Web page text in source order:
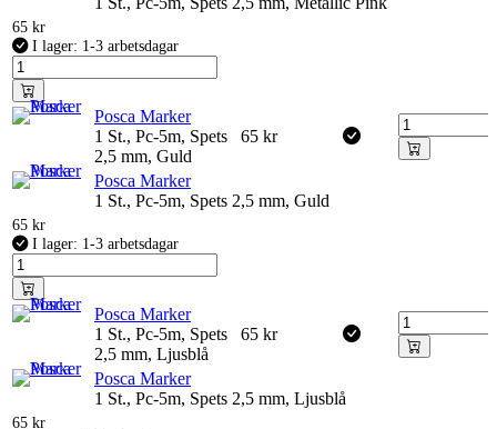
65 kr
I lager: 1-3 arbetsdagar
Posca Marker
1 St., Pc-5m, Spets
2,5 mm, Guld
65 kr
Posca Marker
1 St., Pc-5m, Spets 2,5 mm, Guld
65 kr
I lager: 1-3 arbetsdagar
Posca Marker
1 St., Pc-5m, Spets
2,5 mm, Ljusblå
65 kr
Posca Marker
1 St., Pc-5m, Spets 2,5 mm, Ljusblå
65 kr